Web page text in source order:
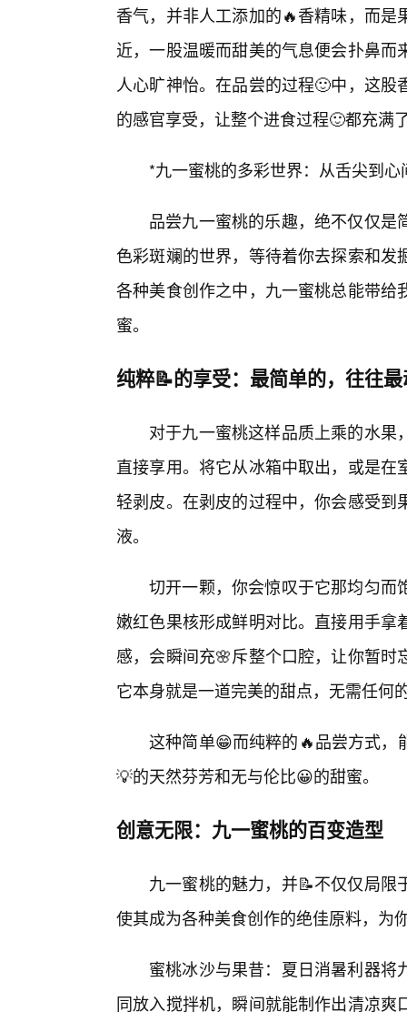
香气，并非人工添加的🔥香精味，而
近，一股温暖而甜美的气息便会扑鼻
人心旷神怡。在品尝的过程🙂中，这
的感官享受，让整个进食过程🙂都充满
*九一蜜桃的多彩世界：从舌尖到
品尝九一蜜桃的乐趣，绝不仅仅
色彩斑斓的世界，等待着你去探索和
各种美食创作之中，九一蜜桃总能带
蜜。
纯粹📝的享受：最简单的，往往
对于九一蜜桃这样品质上乘的水
直接享用。将它从冰箱中取出，或是
轻剥皮。在剥皮的过程中，你会感受
液。
切开一颗，你会惊叹于它那均匀而
嫩红色果核形成鲜明对比。直接用手
感，会瞬间充🌸斥整个口腔，让你暂
它本身就是一道完美的甜点，无需任何
这种简单😁而纯粹的🔥品尝方式，
💡的天然芬芳和无与伦比😀的甜蜜。
创意无限：九一蜜桃的百变造型
九一蜜桃的魅力，并📝不仅仅局
使其成为各种美食创作的绝佳原料，为
蜜桃冰沙与果昔：夏日消暑利器
同放入搅拌机，瞬间就能制作出清凉